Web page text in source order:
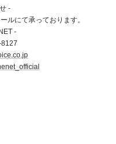
-
ルにて承っております。
-